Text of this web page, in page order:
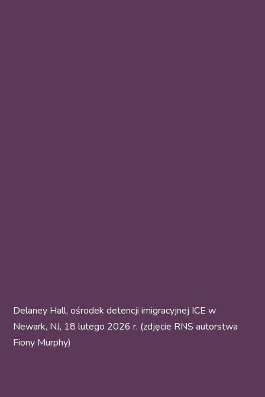
Delaney Hall, ośrodek detencji imigracyjnej ICE w
Newark, NJ, 18 lutego 2026 r. (zdjęcie RNS autorstwa
Fiony Murphy)